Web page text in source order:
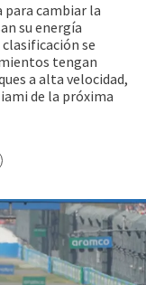
cambiar la
su energía
se
tengan
a alta velocidad,
de la próxima